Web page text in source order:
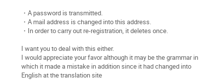
・A password is transmitted.
・A mail address is changed into this address.
・In order to carry out re-registration, it deletes once.
I want you to deal with this either.
I would appreciate your favor although it may be the grammar in
which it made a mistake in addition since it had changed into
English at the translation site